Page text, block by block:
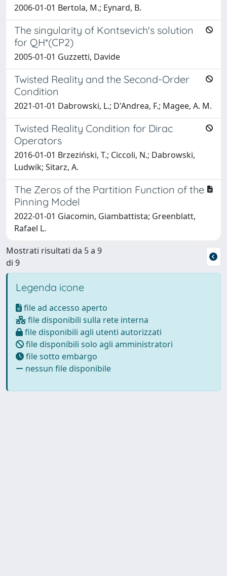
2006-01-01 Bertola, M.; Eynard, B.
The singularity of Kontsevich's solution
for QH*(CP2)
2005-01-01 Guzzetti, Davide
Twisted Reality and the Second-Order
Condition
2021-01-01 Dabrowski, L.; D'Andrea, F.; Magee, A. M.
Twisted Reality Condition for Dirac
Operators
2016-01-01 Brzeziński, T.; Ciccoli, N.; Dabrowski,
Ludwik; Sitarz, A.
The Zeros of the Partition Function of the
Pinning Model
2022-01-01 Giacomin, Giambattista; Greenblatt,
Rafael L.
Mostrati risultati da 5 a 9
di 9
Legenda icone
file ad accesso aperto
file disponibili sulla rete interna
file disponibili agli utenti autorizzati
file disponibili solo agli amministratori
file sotto embargo
nessun file disponibile